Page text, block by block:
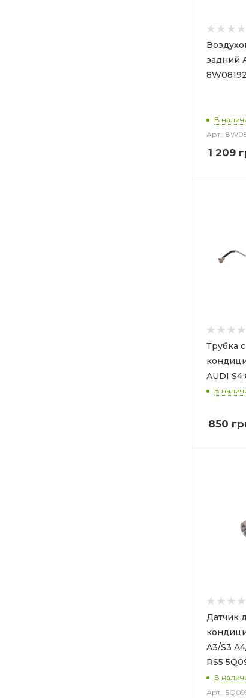
задний
В
Арт.:
1 209
Трубка
AUDI S4
В
850
Датчик
A3/S3
RS5
В
Арт.: